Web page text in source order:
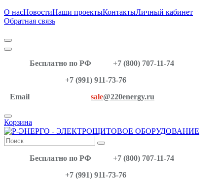
О насНовостиНаши проектыКонтактыЛичный кабинет
Обратная связь
Бесплатно по РФ
+7 (800) 707-11-74
+7 (991) 911-73-76
Email
sale@220energy.ru
Корзина
Бесплатно по РФ
+7 (800) 707-11-74
+7 (991) 911-73-76